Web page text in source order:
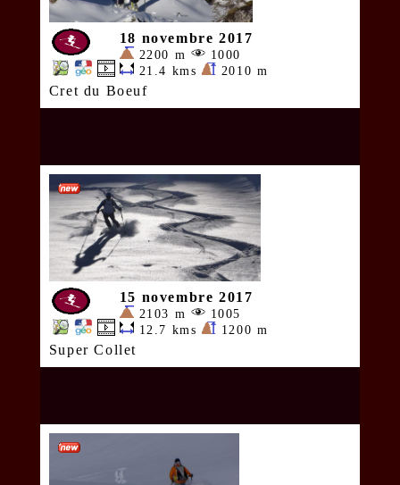
18 novembre 2017
2200 m
1000
21.4 kms
2010 m
Cret du Boeuf
15 novembre 2017
2103 m
1005
12.7 kms
1200 m
Super Collet